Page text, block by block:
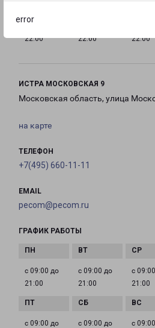
error
22:00
22:00
22:00
ИСТРА МОСКОВСКАЯ 9
Московская область, улица
на карте
ТЕЛЕФОН
+7(495) 660-11-11
EMAIL
pecom@pecom.ru
ГРАФИК РАБОТЫ
с 09:00 до
21:00
с 09:00 до
21:00
с
21:00
с 09:00 до
с 09:00 до
с